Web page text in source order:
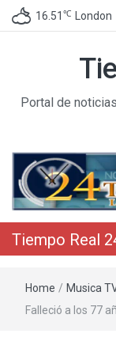
16.51 ℃ London
Portal de
Tiempo Real
Home / Musica
Falleció a los 77